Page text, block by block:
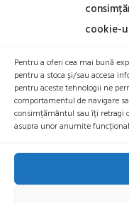
cookie-
Pentru a oferi cea mai bună
pentru a stoca și/sau accesa
pentru aceste tehnologii ne
comportamentul de navigare
consimțământul sau îți retragi
asupra unor anumite